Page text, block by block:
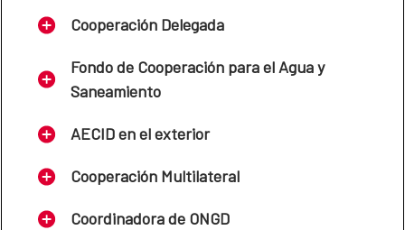
Cooperación Delegada
Fondo de Cooperación para el Agua y
Saneamiento
AECID en el exterior
Cooperación Multilateral
Coordinadora de ONGD